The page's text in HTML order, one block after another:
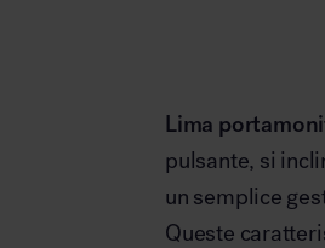
Lima
pulsante, si
un semplice
Queste